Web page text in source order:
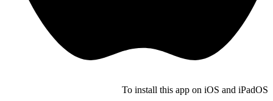
To install this app on iOS and